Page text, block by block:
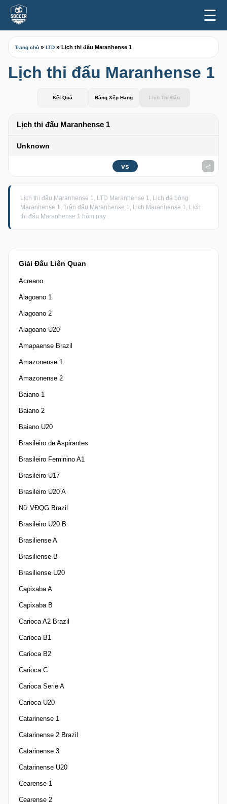
☰
Giải Đấu Liên Quan
Acreano
Alagoano 1
Alagoano 2
Alagoano U20
Amapaense Brazil
Amazonense 1
Amazonense 2
Baiano 1
Baiano 2
Baiano U20
Brasileiro de Aspirantes
Brasileiro Feminino A1
Brasileiro U17
Brasileiro U20 A
Nữ VĐQG Brazil
Brasileiro U20 B
Brasiliense A
Brasiliense B
Brasiliense U20
Capixaba A
Capixaba B
Carioca A2 Brazil
Carioca B1
Carioca B2
Carioca C
Carioca Serie A
Carioca U20
Catarinense 1
Catarinense 2 Brazil
Catarinense 3
Catarinense U20
Cearense 1
Cearense 2
Trang chủ » LTD » Lịch thi đấu Maranhense 1
Lịch thi đấu Maranhense 1
Kết Quả Bảng Xếp Hạng Lịch Thi Đấu
Lịch thi đấu Maranhense 1
Unknown
vs
Lịch thi đấu Maranhense 1, LTD Maranhense 1, Lịch đá bóng
Maranhense 1, Trận đấu Maranhense 1, Lịch Maranhense 1, Lịch
thi đấu Maranhense 1 hôm nay